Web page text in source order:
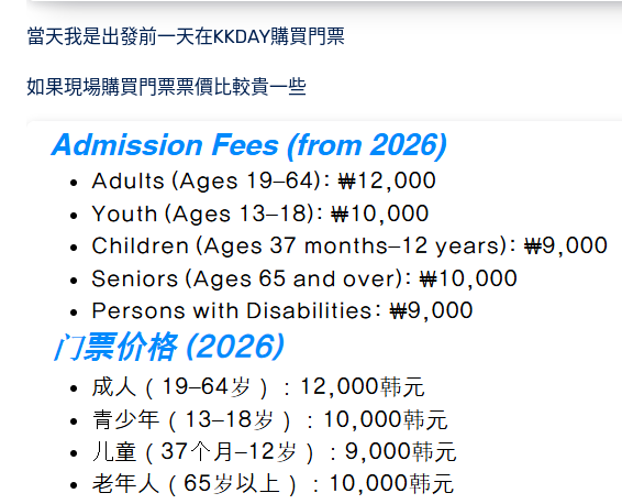
當天我是出發前一天在KKDAY購買門票
如果現場購買門票票價比較貴一些